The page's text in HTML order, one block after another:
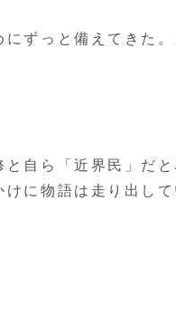
ずっと備えてきた。
自ら「近界民」だと
けに物語は走り出して